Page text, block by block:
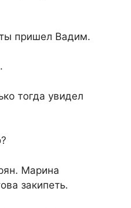
пришел Вадим.
тогда увидел
Марина
закипеть.